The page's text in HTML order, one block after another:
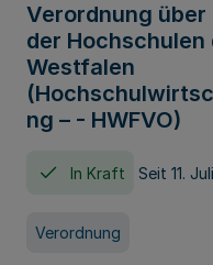
Verordnung
der Hochschulen
Westfalen
ng – - HWFVO)
In Kraft Seit 11.
Verordnung